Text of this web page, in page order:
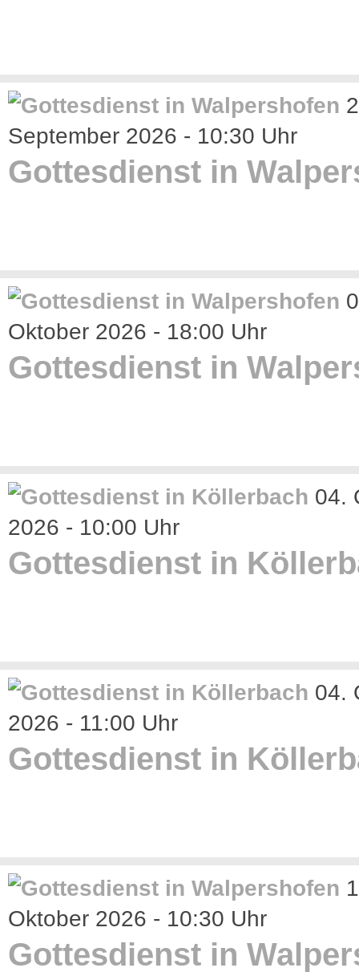
September 2026 - 10:30 Uhr
Gottesdienst in
Oktober 2026 - 18:00 Uhr
Gottesdienst in
04.
2026 - 10:00 Uhr
Gottesdienst in
04.
2026 - 11:00 Uhr
Gottesdienst in
Oktober 2026 - 10:30 Uhr
Gottesdienst in